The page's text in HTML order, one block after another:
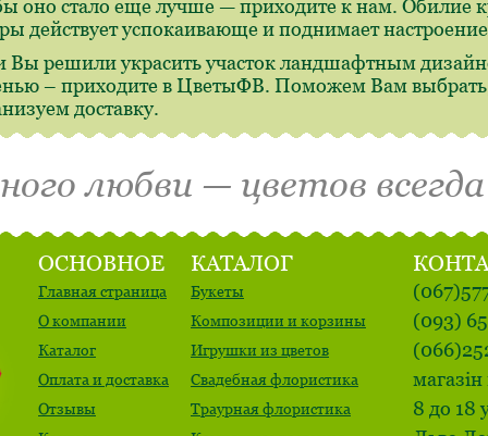
оно стало еще лучше — приходите к нам. Обилие
действует успокаивающе и поднимает
Вы решили украсить участок ландшафтным
– приходите в ЦветыФВ. Поможем Вам
доставку.
любви — цветов
ОСНОВНОЕ
Главная страница
О компании
Каталог
Оплата и доставка
Отзывы
КАТАЛОГ
Букеты
Композиции и корзины
Игрушки из цветов
Свадебная флористика
Траурная флористика
(093)
8 до 18